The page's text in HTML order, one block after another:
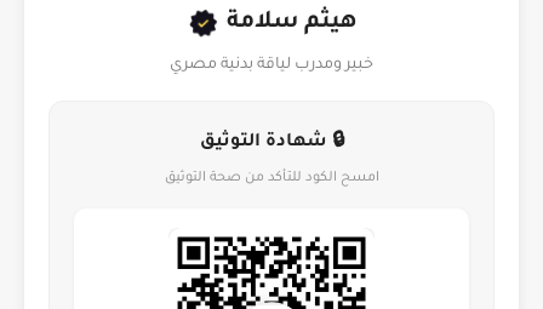
هيثم سلامة
خبير ومدرب لياقة بدنية مصري
🔒 شهادة التوثيق
امسح الكود للتأكد من صحة التوثيق